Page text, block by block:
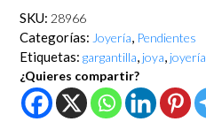
SKU: 28966
Categorías: Joyería, Pendientes
Etiquetas: gargantilla, joya, joyería
¿Quieres compartir?